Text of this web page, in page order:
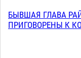
БЫВШАЯ ГЛАВА
ПРИГОВОРЕНЫ К